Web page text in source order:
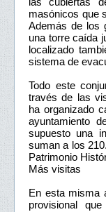
masónicos que
Además de los
una torre caída
localizado
sistema de
Todo este
través de las
ha organizado
ayuntamiento
supuesto una
suman a los
Patrimonio
Más visitas
En esta misma
provisional